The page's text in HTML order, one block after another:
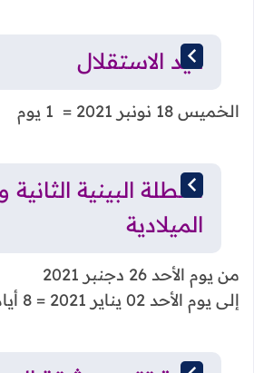
عيد الاستقلال
الخميس 18 نونبر 2021 = 1 يوم
العطلة البينية
الميلادية
من يوم الأحد 26 دجنبر 2021
إلى يوم الأحد 02 يناير 2021 = 8 أيام